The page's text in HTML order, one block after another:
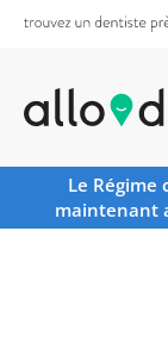
Le Régime
maintenant